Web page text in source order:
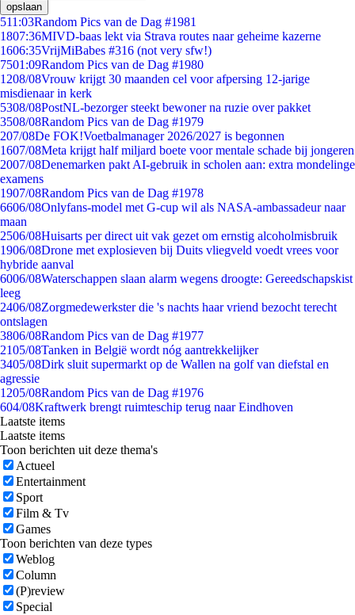
opslaan
511:03Random Pics van de Dag #1981
1807:36MIVD-baas lekt via Strava routes naar geheime kazerne
1606:35VrijMiBabes #316 (not very sfw!)
7501:09Random Pics van de Dag #1980
1208/08Vrouw krijgt 30 maanden cel voor afpersing 12-jarige
misdienaar in kerk
5308/08PostNL-bezorger steekt bewoner na ruzie over pakket
3508/08Random Pics van de Dag #1979
207/08De FOK!Voetbalmanager 2026/2027 is begonnen
1607/08Meta krijgt half miljard boete voor mentale schade bij jongeren
2007/08Denemarken pakt AI-gebruik in scholen aan: extra mondelinge
examens
1907/08Random Pics van de Dag #1978
6606/08Onlyfans-model met G-cup wil als NASA-ambassadeur naar
maan
2506/08Huisarts per direct uit vak gezet om ernstig alcoholmisbruik
1906/08Drone met explosieven bij Duits vliegveld voedt vrees voor
hybride aanval
6006/08Waterschappen slaan alarm wegens droogte: Gereedschapskist
leeg
2406/08Zorgmedewerkster die 's nachts haar vriend bezocht terecht
ontslagen
3806/08Random Pics van de Dag #1977
2105/08Tanken in België wordt nóg aantrekkelijker
3405/08Dirk sluit supermarkt op de Wallen na golf van diefstal en
agressie
1205/08Random Pics van de Dag #1976
604/08Kraftwerk brengt ruimteschip terug naar Eindhoven
Laatste items
Laatste items
Toon berichten uit deze thema's
Actueel
Entertainment
Sport
Film & Tv
Games
Toon berichten van deze types
Weblog
Column
(P)review
Special